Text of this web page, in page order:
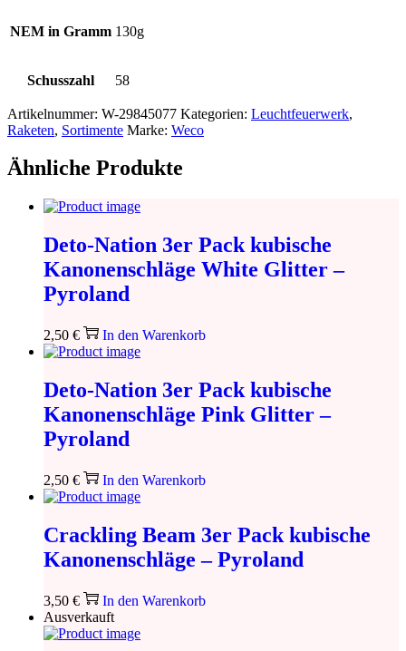
NEM in Gramm 130g
Schusszahl 58
Artikelnummer: W-29845077 Kategorien: Leuchtfeuerwerk,
Raketen, Sortimente Marke: Weco
Ähnliche Produkte
Deto-Nation 3er Pack kubische
Kanonenschläge White Glitter –
Pyroland
2,50 € In den Warenkorb
Deto-Nation 3er Pack kubische
Kanonenschläge Pink Glitter –
Pyroland
2,50 € In den Warenkorb
Crackling Beam 3er Pack kubische
Kanonenschläge – Pyroland
3,50 €
In den Warenkorb
Ausverkauft